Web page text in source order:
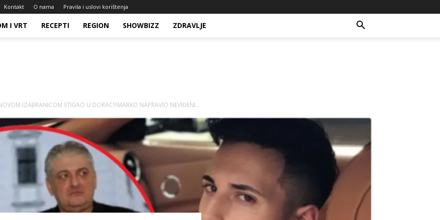
Kontakt O nama Pravila i uslovi korištenja
I VRT RECEPTI REGION SHOWBIZZ ZDRAVLJE
IZABRANICOM STIGAO U DORAC!!!MARKO NAPRAVIO NEVIĐENI...